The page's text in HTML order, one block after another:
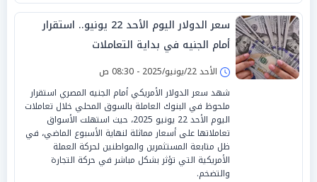
سعر الدولار اليوم الأحد 22 يونيو.. استقرار
أمام الجنيه في بداية التعاملات
الأحد 22/يونيو/2025 - 08:30 ص
شهد سعر الدولار الأمريكي أمام الجنيه المصري استقرار
ملحوظ في البنوك العاملة بالسوق المحلي خلال تعاملات
اليوم الأحد 22 يونيو 2025، حيث استهلت الأسواق
تعاملاتها على أسعار مماثلة لنهاية الأسبوع الماضي، في
ظل متابعة المستثمرين والمواطنين لحركة العملة
الأمريكية التي تؤثر بشكل مباشر في حركة التجارة
والتضخم.